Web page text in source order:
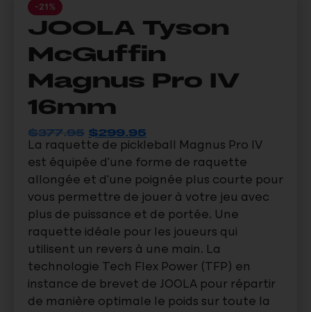
-21%
JOOLA Tyson
McGuffin
Magnus Pro IV
16mm
$377.95 $299.95
La raquette de pickleball Magnus Pro IV
est équipée d’une forme de raquette
allongée et d’une poignée plus courte pour
vous permettre de jouer à votre jeu avec
plus de puissance et de portée. Une
raquette idéale pour les joueurs qui
utilisent un revers à une main. La
technologie Tech Flex Power (TFP) en
instance de brevet de JOOLA pour répartir
de manière optimale le poids sur toute la